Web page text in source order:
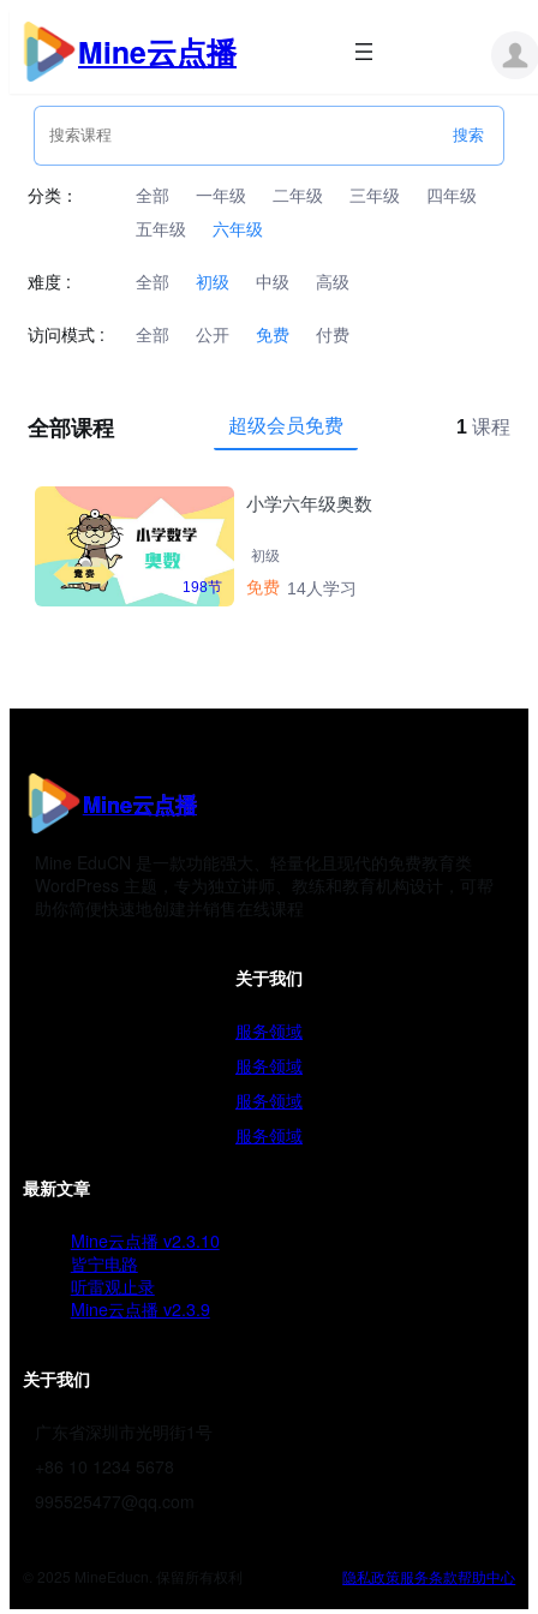
跳
内
Mine云点播
分类： 全部 一年级 二年级 三年级
四年级
五年级
六年级
难度 : 全部 初级 中级 高级
访问模式 : 全部 公开 免费 付费
全部课程 超级会员免费 1 课程
198节
小学六年级奥数
初级
免费 14人学习
Mine云点播
Mine EduCN 是一款功能强大、轻量化且现代的免费教育类
WordPress 主题，专为独立讲师、教练和教育机构设计，可帮
助你简便快速地创建并销售在线课程
关于我们
服务领域
服务领域
服务领域
服务领域
最新文章
Mine云点播 v2.3.10
皆宁电路
听雷观止录
Mine云点播 v2.3.9
关于我们
广东省深圳市光明街1号
+86 10 1234 5678
995525477@qq.com
© 2025 MineEducn. 保留所有权利 隐私政策服务条款帮助中心